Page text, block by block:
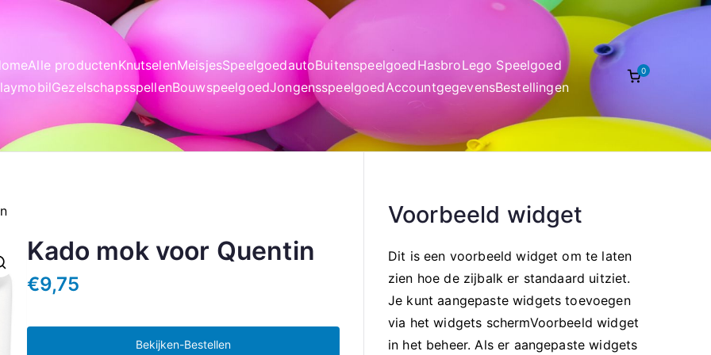
Alle productenKnutselenMeisjesSpeelgoedautoBuitenspeelgoedHasbroLego Speelgoed
GezelschapsspellenBouwspeelgoedJongensspeelgoedAccountgegevensBestellingen
0
Kado mok voor Quentin
€9,75
Bekijken-Bestellen
Voorbeeld widget
Dit is een voorbeeld widget om te laten
zien hoe de zijbalk er standaard uitziet.
Je kunt aangepaste widgets toevoegen
via het widgets schermVoorbeeld widget
in het beheer. Als er aangepaste widgets